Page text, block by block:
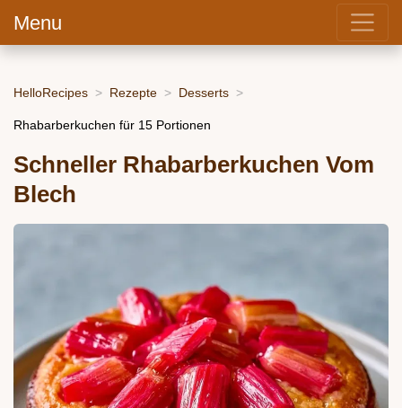
Menu
HelloRecipes Rezepte Desserts
Rhabarberkuchen für 15 Portionen
Schneller Rhabarberkuchen Vom
Blech